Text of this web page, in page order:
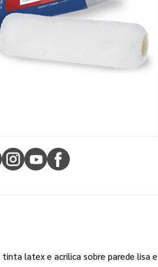
latex e acrilica sobre parede lisa e